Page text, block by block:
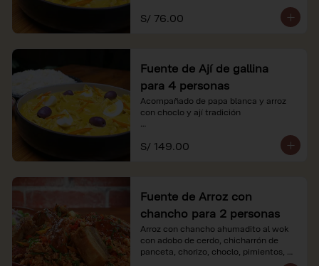
*Nuestros precios están expresados en
soles e incluyen impuestos de ley y
S/ 76.00
Fuente de Ají de gallina
para 4 personas
Acompañado de papa blanca y arroz
con choclo y ají tradición
*Nuestros precios están expresados en
soles e incluyen impuestos de ley y
S/ 149.00
Fuente de Arroz con
chancho para 2 personas
Arroz con chancho ahumadito al wok
con adobo de cerdo, chicharrón de
panceta, chorizo, choclo, pimientos,